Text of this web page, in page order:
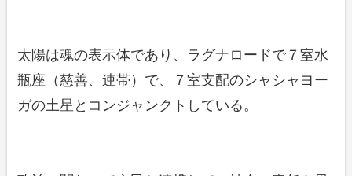
太陽は魂の表示体であり、ラグナロードで７室水
瓶座（慈善、連帯）で、７室支配のシャシャヨー
ガの土星とコンジャンクトしている。